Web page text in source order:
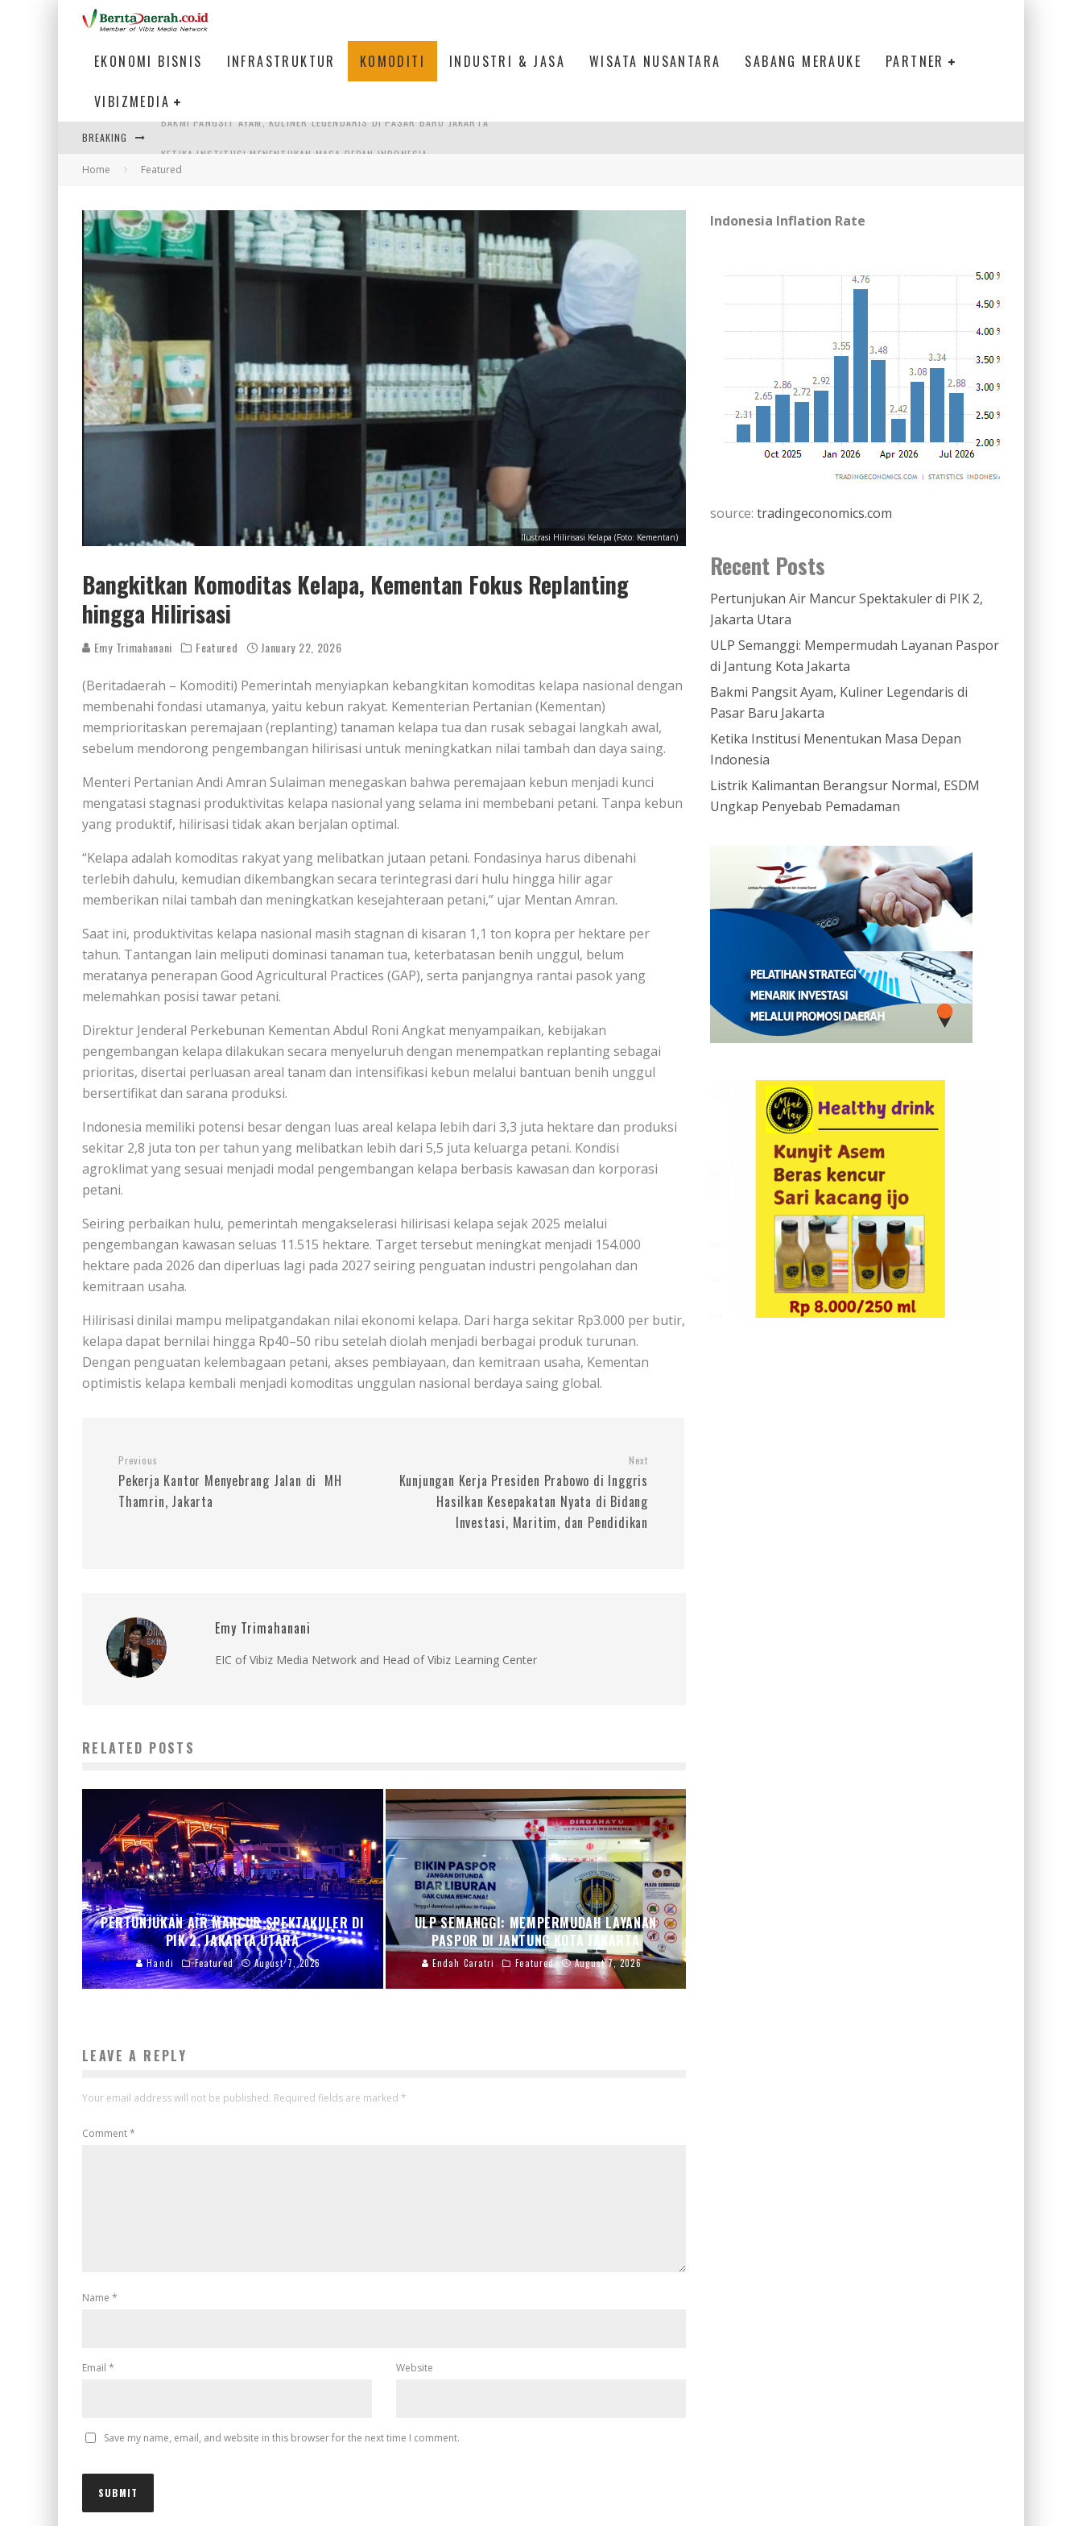
EKONOMI BISNIS INFRASTRUKTUR KOMODITI INDUSTRI & JASA WISATA NUSANTARA SABANG MERAUKE PARTNER
VIBIZMEDIA
BREAKING
PERTUNJUKAN AIR MANCUR SPEKTAKULER DI PIK 2, JAKARTA UTARA
BAKMI PANGSIT AYAM, KULINER LEGENDARIS DI PASAR BARU JAKARTA
Home Featured
Ilustrasi Hilirisasi Kelapa (Foto: Kementan)
Bangkitkan Komoditas Kelapa, Kementan Fokus Replanting
hingga Hilirisasi
Emy Trimahanani Featured January 22, 2026
(Beritadaerah – Komoditi) Pemerintah menyiapkan kebangkitan komoditas kelapa nasional dengan
membenahi fondasi utamanya, yaitu kebun rakyat. Kementerian Pertanian (Kementan)
memprioritaskan peremajaan (replanting) tanaman kelapa tua dan rusak sebagai langkah awal,
sebelum mendorong pengembangan hilirisasi untuk meningkatkan nilai tambah dan daya saing.
Menteri Pertanian Andi Amran Sulaiman menegaskan bahwa peremajaan kebun menjadi kunci
mengatasi stagnasi produktivitas kelapa nasional yang selama ini membebani petani. Tanpa kebun
yang produktif, hilirisasi tidak akan berjalan optimal.
“Kelapa adalah komoditas rakyat yang melibatkan jutaan petani. Fondasinya harus dibenahi
terlebih dahulu, kemudian dikembangkan secara terintegrasi dari hulu hingga hilir agar
memberikan nilai tambah dan meningkatkan kesejahteraan petani,” ujar Mentan Amran.
Saat ini, produktivitas kelapa nasional masih stagnan di kisaran 1,1 ton kopra per hektare per
tahun. Tantangan lain meliputi dominasi tanaman tua, keterbatasan benih unggul, belum
meratanya penerapan Good Agricultural Practices (GAP), serta panjangnya rantai pasok yang
melemahkan posisi tawar petani.
Direktur Jenderal Perkebunan Kementan Abdul Roni Angkat menyampaikan, kebijakan
pengembangan kelapa dilakukan secara menyeluruh dengan menempatkan replanting sebagai
prioritas, disertai perluasan areal tanam dan intensifikasi kebun melalui bantuan benih unggul
bersertifikat dan sarana produksi.
Indonesia memiliki potensi besar dengan luas areal kelapa lebih dari 3,3 juta hektare dan produksi
sekitar 2,8 juta ton per tahun yang melibatkan lebih dari 5,5 juta keluarga petani. Kondisi
agroklimat yang sesuai menjadi modal pengembangan kelapa berbasis kawasan dan korporasi
petani.
Seiring perbaikan hulu, pemerintah mengakselerasi hilirisasi kelapa sejak 2025 melalui
pengembangan kawasan seluas 11.515 hektare. Target tersebut meningkat menjadi 154.000
hektare pada 2026 dan diperluas lagi pada 2027 seiring penguatan industri pengolahan dan
kemitraan usaha.
Hilirisasi dinilai mampu melipatgandakan nilai ekonomi kelapa. Dari harga sekitar Rp3.000 per butir,
kelapa dapat bernilai hingga Rp40–50 ribu setelah diolah menjadi berbagai produk turunan.
Dengan penguatan kelembagaan petani, akses pembiayaan, dan kemitraan usaha, Kementan
optimistis kelapa kembali menjadi komoditas unggulan nasional berdaya saing global.
Previous
Pekerja Kantor Menyebrang Jalan di MH
Thamrin, Jakarta
Next
Kunjungan Kerja Presiden Prabowo di Inggris
Hasilkan Kesepakatan Nyata di Bidang
Investasi, Maritim, dan Pendidikan
Emy Trimahanani
EIC of Vibiz Media Network and Head of Vibiz Learning Center
RELATED POSTS
PERTUNJUKAN AIR MANCUR SPEKTAKULER DI
PIK 2, JAKARTA UTARA
Handi Featured August 7, 2026
ULP SEMANGGI: MEMPERMUDAH LAYANAN
PASPOR DI JANTUNG KOTA JAKARTA
Endah Caratri Featured August 7, 2026
LEAVE A REPLY
Your email address will not be published. Required fields are marked *
Comment*
Name *
Email * Website
Save my name, email, and website in this browser for the next time I comment.
Indonesia Inflation Rate
source: tradingeconomics.com
Recent Posts
Pertunjukan Air Mancur Spektakuler di PIK 2,
Jakarta Utara
ULP Semanggi: Mempermudah Layanan Paspor
di Jantung Kota Jakarta
Bakmi Pangsit Ayam, Kuliner Legendaris di
Pasar Baru Jakarta
Ketika Institusi Menentukan Masa Depan
Indonesia
Listrik Kalimantan Berangsur Normal, ESDM
Ungkap Penyebab Pemadaman